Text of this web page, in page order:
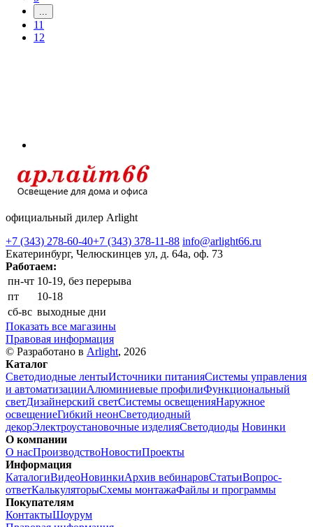
11
12
официальный дилер Arlight
+7 (343) 278-60-40+7 (343) 378-11-88 info@arlight66.ru
Екатеринбург, Челюскинцев ул, д. 64а, оф. 73
Работаем:
пн-чт 10-19, без перерыва
пт
10-18
сб-вс выходные дни
Показать все магазины
Правовая информация
© Разработано в Arlight, 2026
Каталог
Светодиодные лентыИсточники питанияСистемы управления
и автоматизацииАлюминиевые профилиФункциональный
светДизайнерский светСистемы освещенияНаружное
освещениеГибкий неонСветодиодный
декорЭлектроустановочные изделияСветодиоды Новинки
О компании
О насПроизводствоНовостиПроекты
Информация
КаталогиВидеоНовинкиАрхив вебинаровСтатьиВопрос-
ответКалькуляторыСхемы монтажаФайлы и программы
Покупателям
КонтактыШоурум